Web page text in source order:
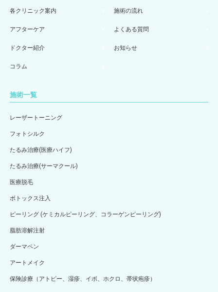
各クリニック案内 施術の流れ
アフターケア よくある質問
ドクター紹介 お知らせ
コラム
施術一覧
レーザートーニング
フォトシルク
たるみ治療(医療ハイフ)
たるみ治療(サーマクール)
医療脱毛
ボトックス注入
ピーリング (ケミカルピーリング、コラーゲンピーリング)
脂肪溶解注射
ダーマペン
アートメイク
保険診療（アトピー、湿疹、イボ、ホクロ、帯状疱疹）